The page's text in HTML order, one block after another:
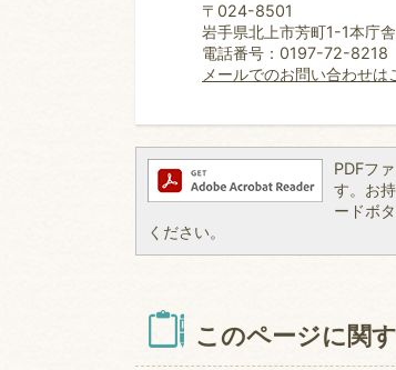
〒024-8501
岩手県北上市芳町1-1本庁
電話番号：0197-72-8218
メールでのお問い合わせは
PDFフ
す。お
ードボ
ください。
このページに関